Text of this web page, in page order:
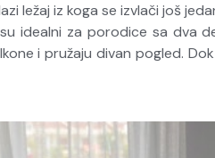
ležaj iz koga se izvlači još
idealni za porodice sa
i pružaju divan pogled.